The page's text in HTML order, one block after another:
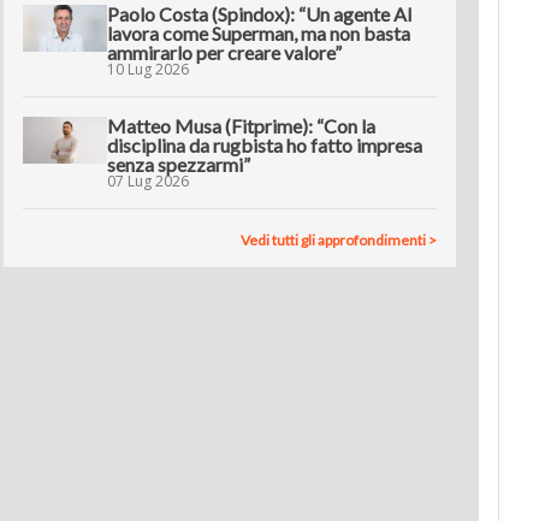
Paolo Costa (Spindox): “Un agente AI
lavora come Superman, ma non basta
ammirarlo per creare valore”
10 Lug 2026
Matteo Musa (Fitprime): “Con la
disciplina da rugbista ho fatto impresa
senza spezzarmi”
07 Lug 2026
Vedi tutti gli approfondimenti >